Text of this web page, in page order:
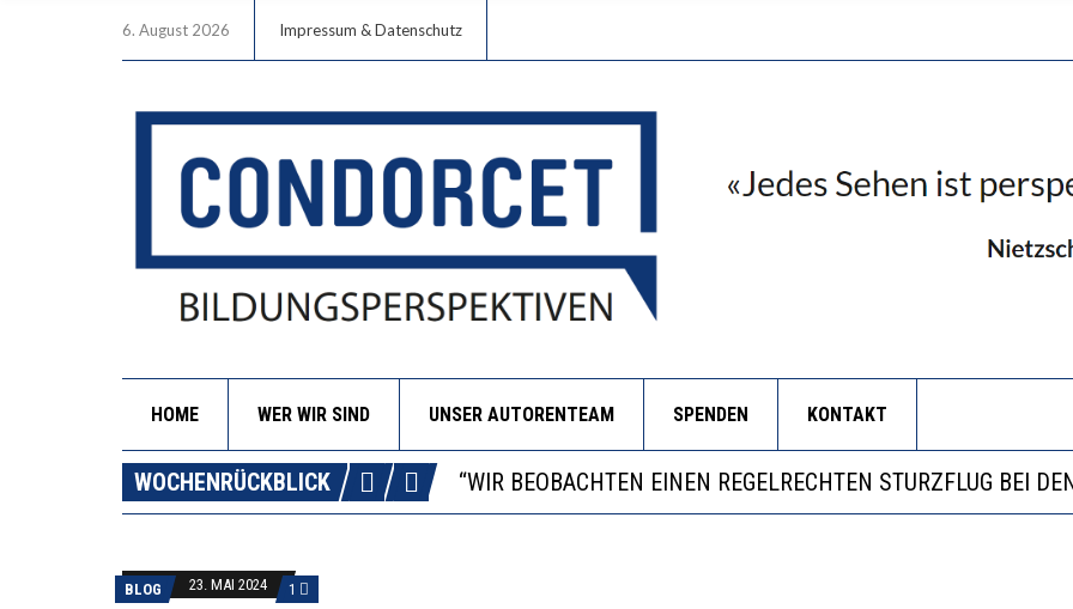
6. August 2026 Impressum & Datenschutz
HOME WER WIR SIND UNSER AUTORENTEAM SPENDEN KONTAKT
WOCHENRÜCKBLICK
ICH WILL MEHR EVIDENZ UND WILL WISSEN, WAS ALL DIE
WORAUS WÄCHST, WAS KINDER TRÄGT
“WIR BEOBACHTEN EINEN REGELRECHTEN STURZFLUG BEI
DIE VERSTÄRKTE HARMONISIERUNG IM SCHULWESEN
BLOG 23. MAI 2024 1